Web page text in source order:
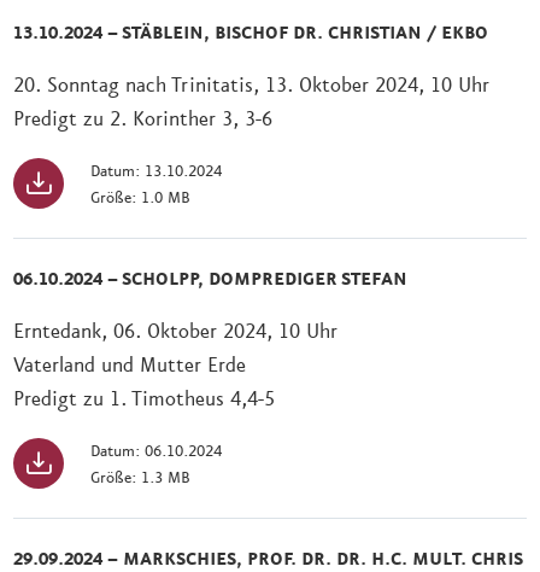
13.10.2024 – STÄBLEIN, BISCHOF DR. CHRISTIAN / EKBO
20. Sonntag nach Trinitatis, 13. Oktober 2024, 10 Uhr
Predigt zu 2. Korinther 3, 3-6
Datum: 13.10.2024
Größe: 1.0 MB
06.10.2024 – SCHOLPP, DOMPREDIGER STEFAN
Erntedank, 06. Oktober 2024, 10 Uhr
Vaterland und Mutter Erde
Predigt zu 1. Timotheus 4,4-5
Datum: 06.10.2024
Größe: 1.3 MB
29.09.2024 – MARKSCHIES, PROF. DR. DR. H.C. MULT. CHRIS